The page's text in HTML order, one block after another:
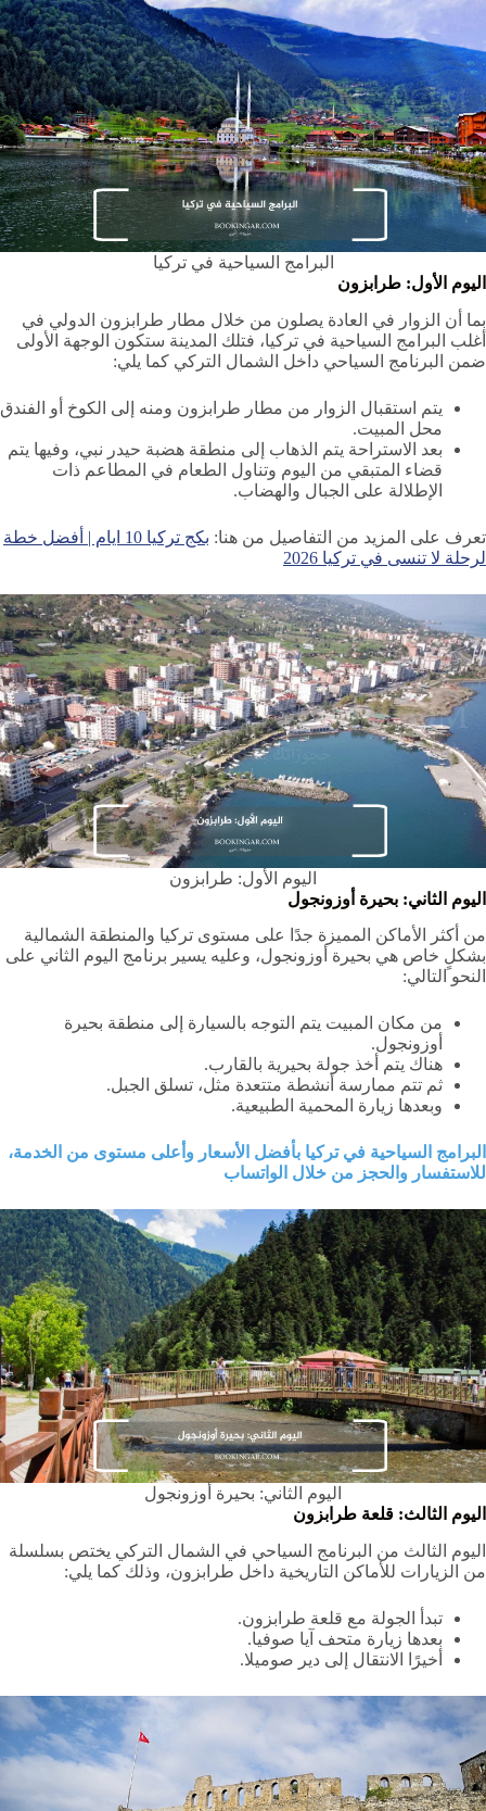
البرامج السياحية في تركيا
اليوم الأول: طرابزون
بما أن الزوار في العادة يصلون من خلال مطار طرابزون الدولي في
أغلب البرامج السياحية في تركيا، فتلك المدينة ستكون الوجهة الأولى
ضمن البرنامج السياحي داخل الشمال التركي كما يلي:
يتم استقبال الزوار من مطار طرابزون ومنه إلى الكوخ أو الفندق
محل المبيت.
بعد الاستراحة يتم الذهاب إلى منطقة هضبة حيدر نبي، وفيها يتم
قضاء المتبقي من اليوم وتناول الطعام في المطاعم ذات
الإطلالة على الجبال والهضاب.
تعرف على المزيد من التفاصيل من هنا: بكج
تركيا 10 ايام | أفضل خطة
لرحلة لا تنسى في تركيا
اليوم الأول: طرابزون
اليوم الثاني: بحيرة أوزونجول
من أكثر الأماكن المميزة جدًا على مستوى تركيا والمنطقة الشمالية
بشكلٍ خاص هي بحيرة أوزونجول، وعليه يسير برنامج اليوم الثاني على
النحو التالي:
من مكان المبيت يتم التوجه بالسيارة إلى منطقة بحيرة
أوزونجول.
هناك يتم أخذ جولة بحيرية بالقارب.
ثم تتم ممارسة أنشطة متتعدة مثل، تسلق الجبل.
وبعدها زيارة المحمية الطبيعية.
البرامج السياحية في تركيا بأفضل الأسعار وأعلى مستوى من الخدمة،
للاستفسار والحجز من خلال الواتساب
اليوم الثاني: بحيرة أوزونجول
اليوم الثالث: قلعة طرابزون
اليوم الثالث من البرنامج السياحي في الشمال التركي يختص بسلسلة
من الزيارات للأماكن التاريخية داخل طرابزون، وذلك كما يلي:
تبدأ الجولة مع قلعة طرابزون.
بعدها زيارة متحف آيا صوفيا.
أخيرًا الانتقال إلى دير صوميلا.